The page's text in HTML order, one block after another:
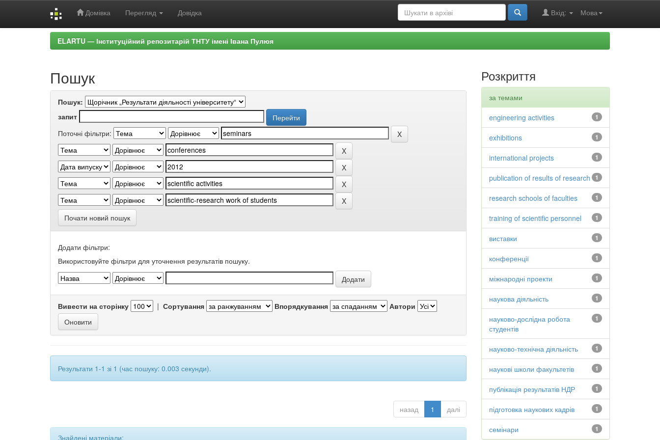
Домівка Перегляд Довідка Мова
Вхід:
ELARTU — Інституційний репозитарій ТНТУ імені Івана Пулюя
Пошук
Пошук:
запит
Поточні фільтри:
Почати новий пошук
Додати фільтри:
Використовуйте фільтри для уточнення результатів пошуку.
Вивести на сторінку | Сортування Впорядкування Автори
Результати 1-1 зі 1 (час пошуку: 0.003 секунди).
назад 1 далі
Знайдені матеріали:
Розкриття
за темами
1
engineering activities
1
exhibitions
1
international projects
1
publication of results of research
1
research schools of faculties
1
training of scientific personnel
1
виставки
1
конференції
1
міжнародні проекти
1
наукова діяльність
1
науково-дослідна робота
студентів
1
науково-технічна діяльність
1
наукові школи факультетів
1
публікація результатів НДР
1
підготовка наукових кадрів
1
семінари